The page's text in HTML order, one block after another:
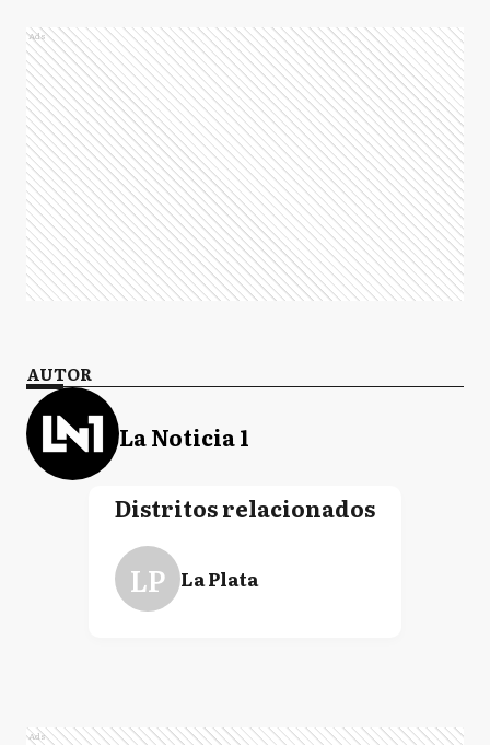
Ads
AUTOR
La Noticia 1
Distritos relacionados
LP La Plata
Ads